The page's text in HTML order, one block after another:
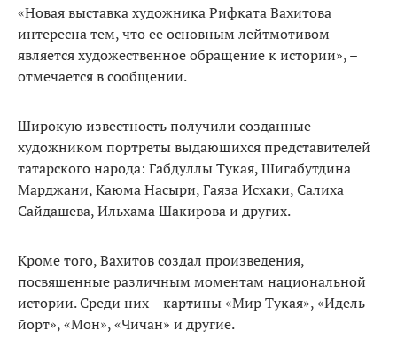
«Новая выставка художника Рифката Вахитова
интересна тем, что ее основным лейтмотивом
является художественное обращение к истории», –
отмечается в сообщении.
Широкую известность получили созданные
художником портреты выдающихся представителей
татарского народа: Габдуллы Тукая, Шигабутдина
Марджани, Каюма Насыри, Гаяза Исхаки, Салиха
Сайдашева, Ильхама Шакирова и других.
Кроме того, Вахитов создал произведения,
посвященные различным моментам национальной
истории. Среди них – картины «Мир Тукая», «Идель-
йорт», «Мон», «Чичан» и другие.